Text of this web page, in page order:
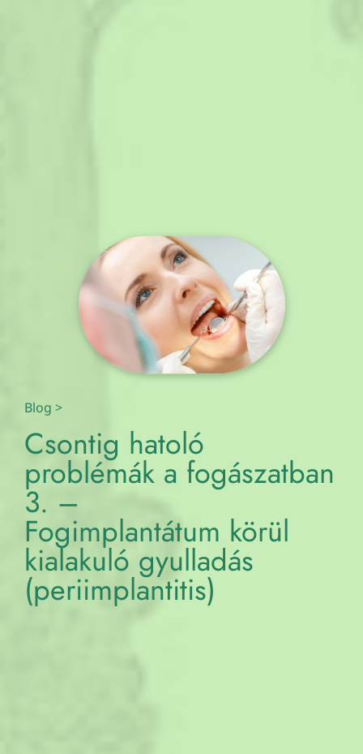
Blog >
Csontig hatoló
problémák a fogászatban
3. –
Fogimplantátum körül
kialakuló gyulladás
(periimplantitis)